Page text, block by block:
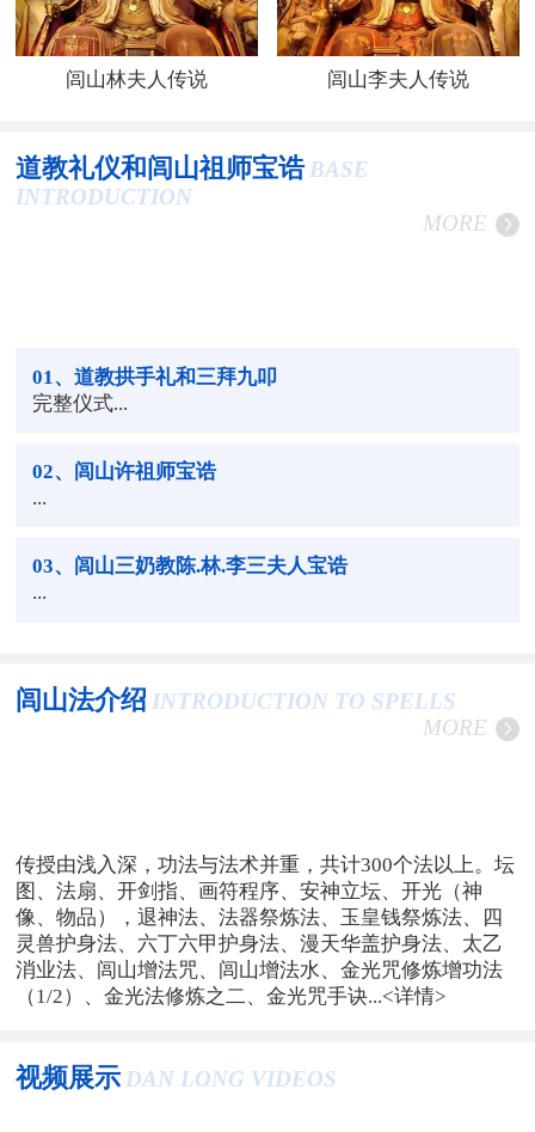
闾山林夫人传说 闾山李夫人传说
道教礼仪和闾山祖师宝诰 BASE
INTRODUCTION
MORE
01 、道教拱手礼和三拜九叩
完整仪式...
02、闾山许祖师宝诰
...
03、闾山三奶教陈.林.李三夫人宝诰
...
闾山法介绍 INTRODUCTION TO SPELLS
MORE
传授由浅入深，功法与法术并重，共计300个法以上。坛
图、法扇、开剑指、画符程序、安神立坛、开光（神
像、物品），退神法、法器祭炼法、玉皇钱祭炼法、四
灵兽护身法、六丁六甲护身法、漫天华盖护身法、太乙
消业法、闾山增法咒、闾山增法水、金光咒修炼增功法
（1/2）、金光法修炼之二、金光咒手诀...<详情>
视频展示 DAN LONG VIDEOS